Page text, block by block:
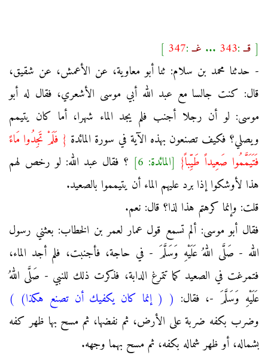
[ قــ:
343
... غــ:
347
]
- حدثنا محمد بن سلام: ثنا أبو معاوية، عن الأعمش، عن شقيق،
قال: كنت جالسا مع عبد الله أبي موسى الأشعري، فقال له أبو
موسى: لو أن رجلا أجنب فلم يجد الماء شهرا، أما كان يتيمم
ويصلي؟ فكيف تصنعون بهذه الآية في سورة المائدة { فَلَمْ تَجِدُوا مَاءً
فَتَيَمَّمُوا صَعِيداً طَيِّباً} [المائدة: 6]
؟ فقال عبد الله: لو رخص لهم
هذا لأوشكوا إذا برد عليهم الماء أن يتيمموا بالصعيد.
قلت: وإنما كرهتم هذا لذا؟ قال: نعم.
فقال أبو موسى: ألم تسمع قول عمار لعمر بن الخطاب: بعثني رسول
الله - صَلَّى اللهُ عَلَيْهِ وَسَلَّمَ - في حاجة، فأجنبت، فلم أجد الماء،
فتمرغت في الصعيد كما تتمرغ الدابة، فذكرت ذلك للنبي - صَلَّى اللهُ
عَلَيْهِ وَسَلَّمَ -، فقال: ( ( إنما كان يكفيك أن تصنع هكذا) )
وضرب بكفه ضربة على الأرض، ثم نفضها، ثم مسح بها ظهر كفه
بشماله، أو ظهر شماله بكفه، ثم مسح بهما وجهه.